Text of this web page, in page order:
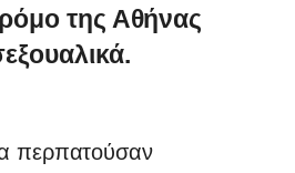
της Αθήνας
περπατούσαν